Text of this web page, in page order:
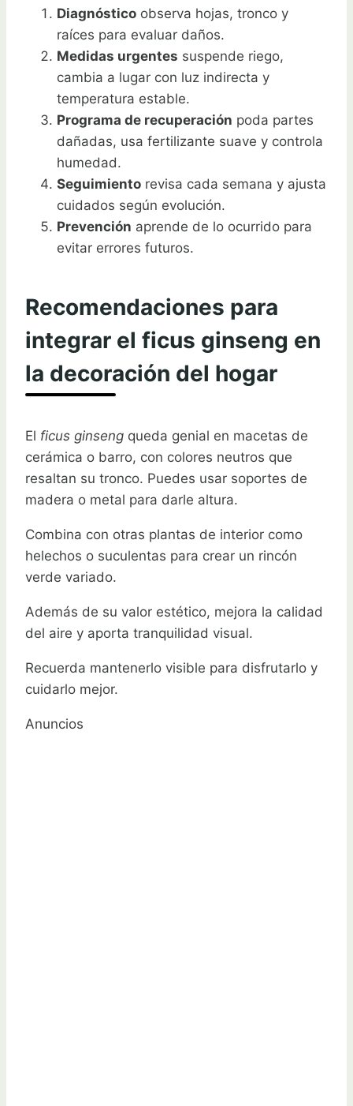
Diagnóstico observa hojas, tronco y
raíces para evaluar daños.
Medidas urgentes suspende riego,
cambia a lugar con luz indirecta y
temperatura estable.
Programa de recuperación poda partes
dañadas, usa fertilizante suave y controla
humedad.
Seguimiento revisa cada semana y ajusta
cuidados según evolución.
Prevención aprende de lo ocurrido para
evitar errores futuros.
Recomendaciones para
integrar el ficus ginseng en
la decoración del hogar
El ficus ginseng queda genial en macetas de
cerámica o barro, con colores neutros que
resaltan su tronco. Puedes usar soportes de
madera o metal para darle altura.
Combina con otras plantas de interior como
helechos o suculentas para crear un rincón
verde variado.
Además de su valor estético, mejora la calidad
del aire y aporta tranquilidad visual.
Recuerda mantenerlo visible para disfrutarlo y
cuidarlo mejor.
Anuncios